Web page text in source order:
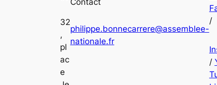
32
,
pl
ac
e
philippe.bonnecarrere@assemblee-
nationale.fr
/
/